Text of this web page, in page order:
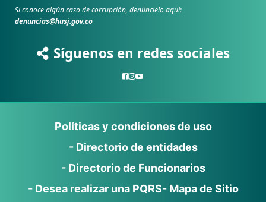
Si conoce algún caso de corrupción, denúncielo aquí:
denuncias@husj.gov.co
Síguenos en redes sociales
Políticas y condiciones de uso
- Directorio de entidades
- Directorio de Funcionarios
- Desea realizar una PQRS- Mapa de Sitio